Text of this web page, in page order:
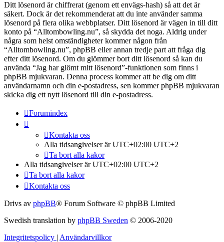
Ditt lösenord är chiffrerat (genom ett envägs-hash) så att det är
säkert. Dock är det rekommenderat att du inte använder samma
lösenord på flera olika webbplatser. Ditt lösenord är vägen in till ditt
konto på “Alltombowling.nu”, så skydda det noga. Aldrig under
några som helst omständigheter kommer någon från
“Alltombowling.nu”, phpBB eller annan tredje part att fråga dig
efter ditt lösenord. Om du glömmer bort ditt lösenord så kan du
använda “Jag har glömt mitt lösenord”-funktionen som finns i
phpBB mjukvaran. Denna process kommer att be dig om ditt
användarnamn och din e-postadress, sen kommer phpBB mjukvaran
skicka dig ett nytt lösenord till din e-postadress.
Forumindex
Kontakta oss
Alla tidsangivelser är UTC+02:00 UTC+2
Ta bort alla kakor
Alla tidsangivelser är UTC+02:00 UTC+2
Ta bort alla kakor
Kontakta oss
Drivs av phpBB® Forum Software © phpBB Limited
Swedish translation by phpBB Sweden © 2006-2020
Integritetspolicy | Användarvillkor